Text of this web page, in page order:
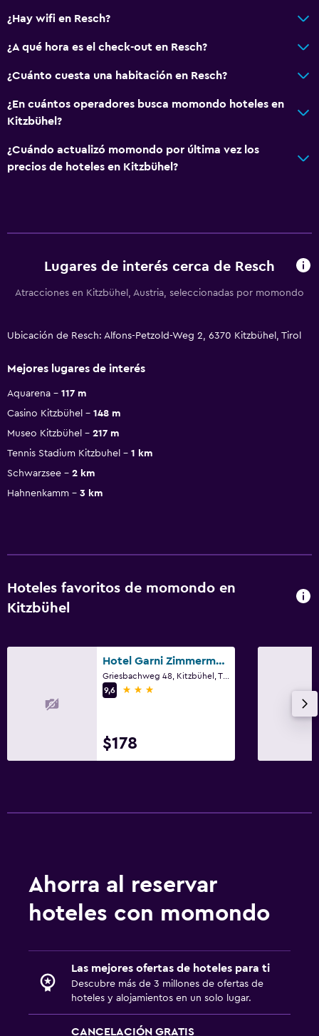
¿Hay wifi en Resch?
¿A qué hora es el check-out en Resch?
¿Cuánto cuesta una habitación en Resch?
¿En cuántos operadores busca momondo hoteles en
Kitzbühel?
¿Cuándo actualizó momondo por última vez los
precios de hoteles en Kitzbühel?
Lugares de interés cerca de Resch
Atracciones en Kitzbühel, Austria, seleccionadas por momondo
Ubicación de Resch: Alfons-Petzold-Weg 2, 6370 Kitzbühel, Tirol
Mejores lugares de interés
Aquarena
117 m
Casino Kitzbühel
148 m
Museo Kitzbühel
217 m
Tennis Stadium Kitzbuhel
1 km
Schwarzsee
2 km
Hahnenkamm
3 km
Hoteles favoritos de momondo en
Kitzbühel
Hotel Garni Zimmermann
9,6
3 estrellas
$178
Ahorra al reservar
hoteles con momondo
Las mejores ofertas de hoteles para ti
Descubre más de 3 millones de ofertas de
hoteles y alojamientos en un solo lugar.
CANCELACIÓN GRATIS